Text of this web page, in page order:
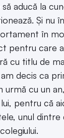
aducă la
Și nu
în
pentru care
cu titlu de
decis ca
urmă cu un
pentru că
unul dintre